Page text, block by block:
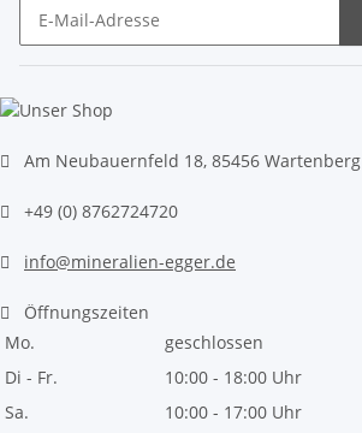
Am Neubauernfeld 18, 85456 Wartenberg
+49 (0) 8762724720
info@mineralien-egger.de
Öffnungszeiten
Mo.
geschlossen
Di - Fr.
10:00 - 18:00 Uhr
Sa.
10:00 - 17:00 Uhr